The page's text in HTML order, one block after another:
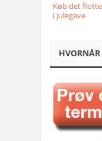
Køb det
i julegave